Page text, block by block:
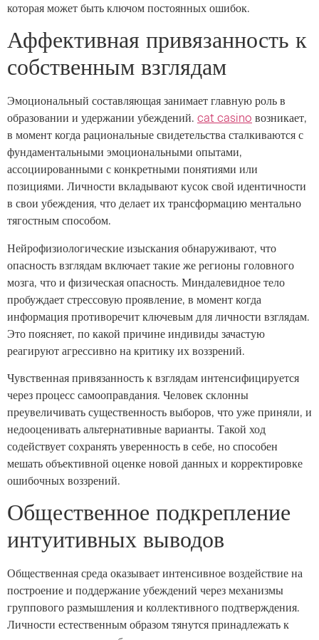
которая может быть ключом постоянных ошибок.
Аффективная привязанность к
собственным взглядам
Эмоциональный составляющая занимает главную роль в
образовании и удержании убеждений. cat casino возникает,
в момент когда рациональные свидетельства сталкиваются с
фундаментальными эмоциональными опытами,
ассоциированными с конкретными понятиями или
позициями. Личности вкладывают кусок свой идентичности
в свои убеждения, что делает их трансформацию ментально
тягостным способом.
Нейрофизиологические изыскания обнаруживают, что
опасность взглядам включает такие же регионы головного
мозга, что и физическая опасность. Миндалевидное тело
пробуждает стрессовую проявление, в момент когда
информация противоречит ключевым для личности взглядам.
Это поясняет, по какой причине индивиды зачастую
реагируют агрессивно на критику их воззрений.
Чувственная привязанность к взглядам интенсифицируется
через процесс самооправдания. Человек склонны
преувеличивать существенность выборов, что уже приняли, и
недооценивать альтернативные варианты. Такой ход
содействует сохранять уверенность в себе, но способен
мешать объективной оценке новой данных и корректировке
ошибочных воззрений.
Общественное подкрепление
интуитивных выводов
Общественная среда оказывает интенсивное воздействие на
построение и поддержание убеждений через механизмы
группового размышления и коллективного подтверждения.
Личности естественным образом тянутся принадлежать к